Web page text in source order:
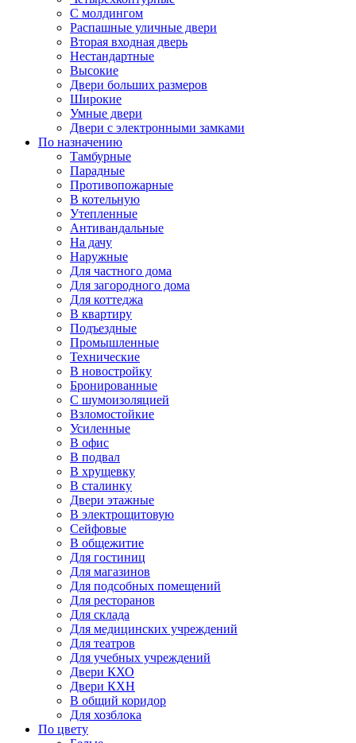
С молдингом
Распашные уличные двери
Вторая входная дверь
Нестандартные
Высокие
Двери больших размеров
Широкие
Умные двери
Двери с электронными замками
По назначению
Тамбурные
Парадные
Противопожарные
В котельную
Утепленные
Антивандальные
На дачу
Наружные
Для частного дома
Для загородного дома
Для коттеджа
В квартиру
Подъездные
Промышленные
Технические
В новостройку
Бронированные
С шумоизоляцией
Взломостойкие
Усиленные
В офис
В подвал
В хрущевку
В сталинку
Двери этажные
В электрощитовую
Сейфовые
В общежитие
Для гостиниц
Для магазинов
Для подсобных помещений
Для ресторанов
Для склада
Для медицинских учреждений
Для театров
Для учебных учреждений
Двери КХО
Двери КХН
В общий коридор
Для хозблока
По цвету